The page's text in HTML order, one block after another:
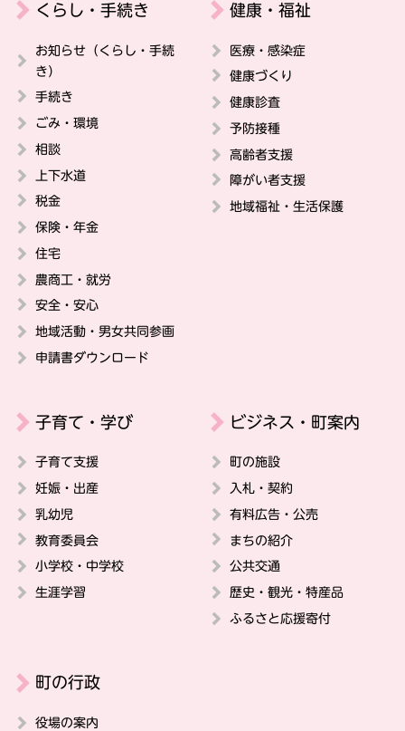
くらし・手続き
お知らせ（くらし・手続
き）
手続き
ごみ・環境
相談
上下水道
税金
保険・年金
住宅
農商工・就労
安全・安心
地域活動・男女共同参画
申請書ダウンロード
健康・福祉
医療・感染症
健康づくり
健康診査
予防接種
高齢者支援
障がい者支援
地域福祉・生活保護
子育て・学び
子育て支援
妊娠・出産
乳幼児
教育委員会
小学校・中学校
生涯学習
ビジネス・町案内
町の施設
入札・契約
有料広告・公売
まちの紹介
公共交通
歴史・観光・特産品
ふるさと応援寄付
町の行政
役場の案内